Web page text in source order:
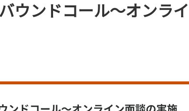
ウンドコール～オンラ